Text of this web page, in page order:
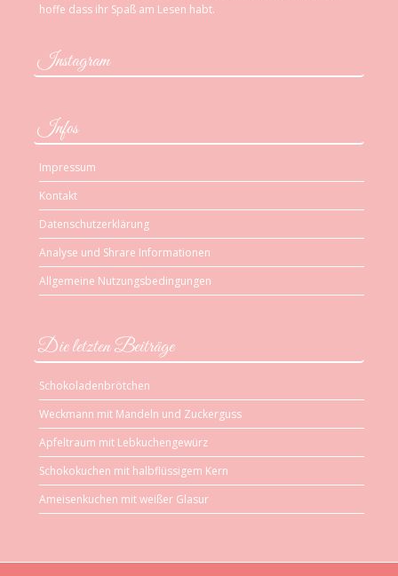
hoffe dass ihr Spaß am Lesen habt.
Instagram
Infos
Impressum
Kontakt
Datenschutzerklärung
Analyse und Shrare Informationen
Allgemeine Nutzungsbedingungen
Die letzten Beiträge
Schokoladenbrötchen
Weckmann mit Mandeln und Zuckerguss
Apfeltraum mit Lebkuchengewürz
Schokokuchen mit halbflüssigem Kern
Ameisenkuchen mit weißer Glasur